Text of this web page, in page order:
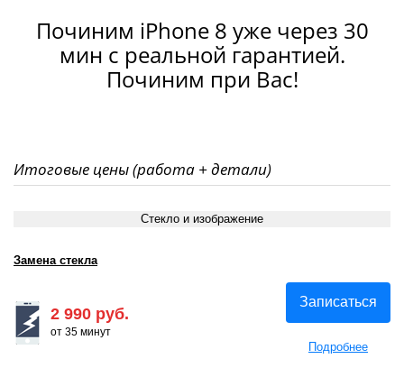
Починим iPhone 8 уже через 30
мин с реальной гарантией.
Починим при Вас!
Итоговые цены (работа + детали)
Стекло и изображение
2 990 руб.
от 35 минут
Записаться
Подробнее
Замена стекла